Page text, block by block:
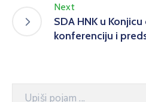
Next
SDA HNK u
konferenciju i